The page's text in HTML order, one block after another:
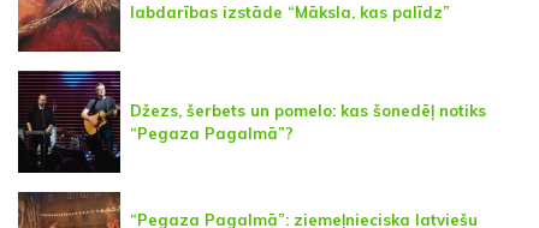
labdarības izstāde “Māksla, kas palīdz”
Džezs, šerbets un pomelo: kas šonedēļ notiks
“Pegaza Pagalmā”?
“Pegaza Pagalmā”: ziemeļnieciska latviešu